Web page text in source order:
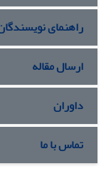
راهنمای
ارسال مقاله
داوران
تماس با ما